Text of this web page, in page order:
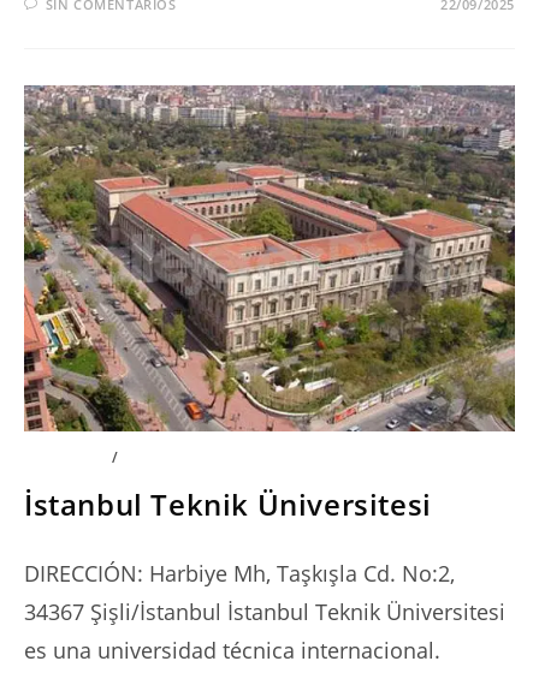
SIN COMENTARIOS 22/09/2025
/
İstanbul Teknik Üniversitesi
DIRECCIÓN: Harbiye Mh, Taşkışla Cd. No:2,
34367 Şişli/İstanbul İstanbul Teknik Üniversitesi
es una universidad técnica internacional.